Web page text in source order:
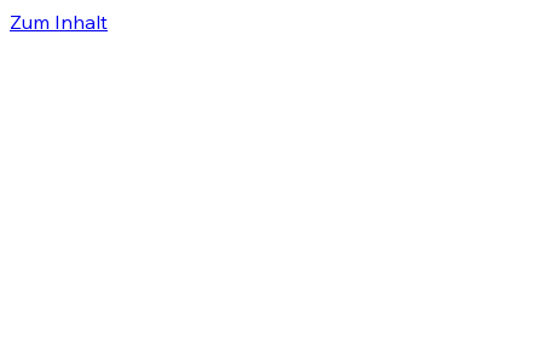
Zum Inhalt